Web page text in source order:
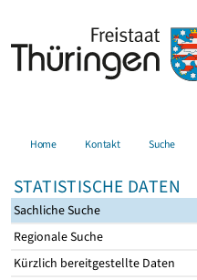
Home Kontakt Suche
STATISTISCHE DATEN
Sachliche Suche
Regionale Suche
Kürzlich bereitgestellte Daten